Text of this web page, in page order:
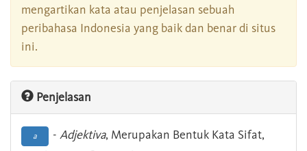
mengartikan kata atau penjelasan sebuah
peribahasa Indonesia yang baik dan benar di situs
ini.
Penjelasan
a - Adjektiva, Merupakan Bentuk Kata Sifat,